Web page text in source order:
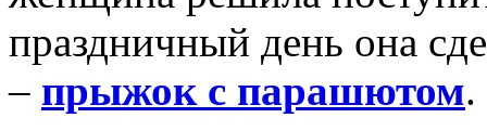
праздничный день она
– прыжок с парашютом.